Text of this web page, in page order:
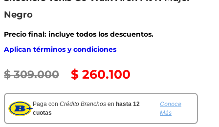
Negro
Precio final: incluye todos los descuentos.
Aplican términos y condiciones
$ 309.000 $ 260.100
Paga con Crédito Branchos en hasta 12
cuotas
Conoce
Más